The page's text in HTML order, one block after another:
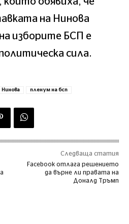
на Нинова
изборите БСП е
сила.
Нинова пленум на бсп
Следваща статия
Facebook отлага решението
да върне ли правата на
Доналд Тръмп